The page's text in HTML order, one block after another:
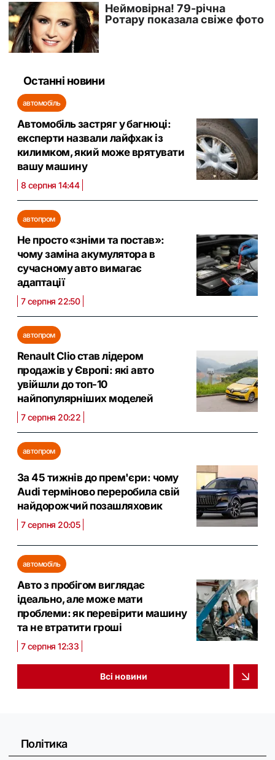
Останні новини
автомобіль
Автомобіль застряг у багнюці:
експерти назвали лайфхак із
килимком, який може врятувати
вашу машину
8 серпня 14:44
автопром
Не просто «зніми та постав»:
чому заміна акумулятора в
сучасному авто вимагає
адаптації
7 серпня 22:50
автопром
Renault Clio став лідером
продажів у Європі: які авто
увійшли до топ-10
найпопулярніших моделей
7 серпня 20:22
автопром
За 45 тижнів до прем'єри: чому
Audi терміново переробила свій
найдорожчий позашляховик
7 серпня 20:05
автомобіль
Авто з пробігом виглядає
ідеально, але може мати
проблеми: як перевірити машину
та не втратити гроші
7 серпня 12:33
Всі новини
Політика